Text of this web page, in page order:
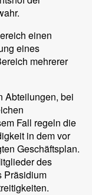
einen
eines
mehrerer
Abteilungen, bei
Fall regeln die
in dem vor
Geschäftsplan.
des
Präsidium